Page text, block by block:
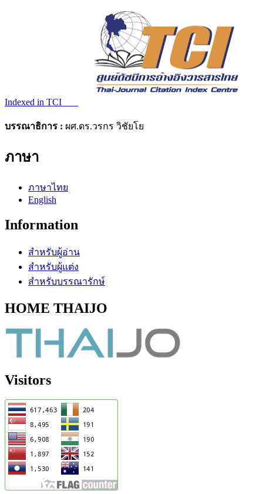
Indexed in TCI
บรรณาธิการ : ผศ.ดร.วรกร วิชัยโย
ภาษา
ภาษาไทย
English
Information
สำหรับผู้อ่าน
สำหรับผู้แต่ง
สำหรับบรรณารักษ์
HOME THAIJO
Visitors